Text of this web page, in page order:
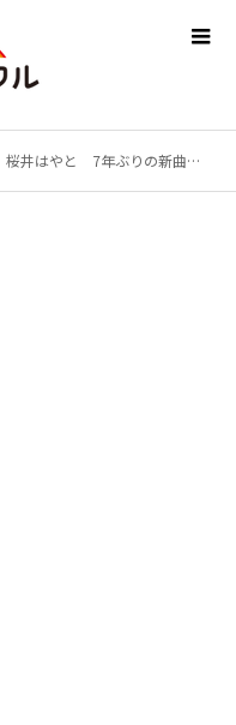
リリース。「人生に寄り添えるような歌を歌っていきたい」